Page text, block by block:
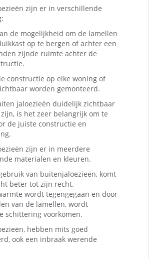
zijn er in verschillende
de mogelijkheid om de lamellen
op te bergen of achter een
zijnde ruimte achter de
constructie op elke woning of
worden gemonteerd.
jaloezieën duidelijk zichtbaar
is het zeer belangrijk om te
de juiste constructie en
zijn er in meerdere
materialen en kleuren.
van buitenjaloezieën, komt
beter tot zijn recht.
wordt tegengegaan en door
van de lamellen, wordt
schittering voorkomen.
hebben mits goed
ook een inbraak werende